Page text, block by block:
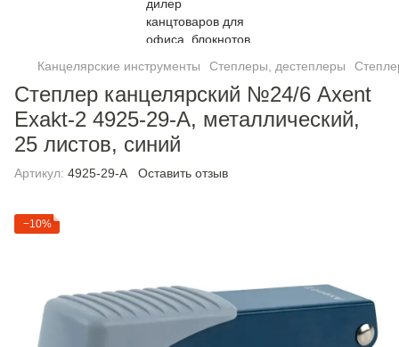
Канцелярские инструменты Степлеры, дестеплеры
Степлер канцелярский №24/6 Axent
Exakt-2 4925-29-A, металлический,
25 листов, синий
Артикул: 4925-29-A Оставить отзыв
−10%